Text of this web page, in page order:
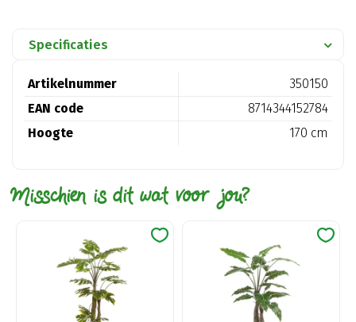
Specificaties
Artikelnummer
350150
EAN code
8714344152784
Hoogte
170 cm
Misschien is dit wat voor jou?